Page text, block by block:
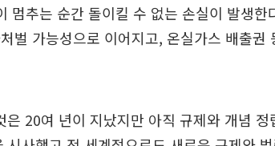
멈추는 순간 돌이킬 수 없는 손실이 발생한
벌 가능성으로 이어지고, 온실가스 배출권
은 20여 년이 지났지만 아직 규제와 개념